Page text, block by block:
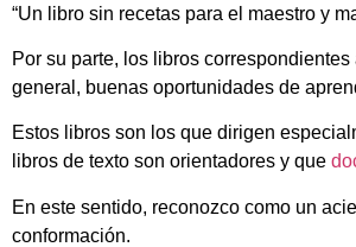
“Un libro sin recetas para el maestro y
Por su parte, los libros
general, buenas oportunidades de
Estos libros son los que dirigen
libros de texto son orientadores y que
En este sentido, reconozco como un
conformación.